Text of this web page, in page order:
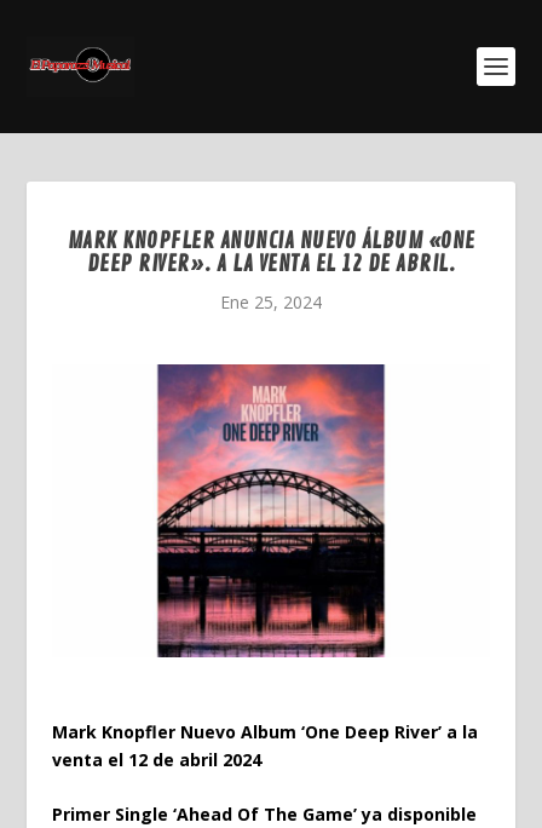
MARK KNOPFLER ANUNCIA NUEVO ÁLBUM «ONE
DEEP RIVER». A LA VENTA EL 12 DE ABRIL.
Ene 25, 2024
Mark Knopfler Nuevo Album ‘One Deep River’ a la
venta el 12 de abril 2024
Primer Single ‘Ahead Of The Game’ ya disponible